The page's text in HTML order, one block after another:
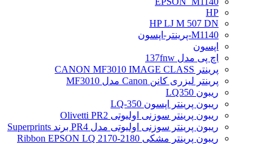
HP
HP LJ M 507 DN
M1140-پرینتر-اپسون
اپسون
اچ پی مدل 137fnw
پرینتر CANON MF3010 IMAGE CLASS
پرینتر لیزری کانن Canon مدل MF3010
ریبون LQ350
ریبون پرینتر اپسون LQ-350
ریبون پرینتر سوزنی اولیوتی Olivetti PR2
ریبون پرینتر سوزنی اولیوتی مدل PR4 برند Superprints
ریبون پرینتر مشکی Ribbon EPSON LQ 2170-2180